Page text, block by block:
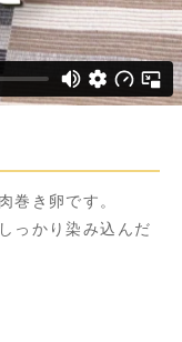
巻き卵です。
っかり染み込んだ